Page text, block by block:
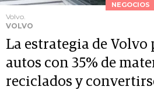
NEGOCIOS
Volvo.
VOLVO
La estrategia de Volvo
autos con 35% de
reciclados y